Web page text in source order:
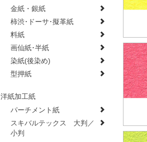
金紙・銀紙
柿渋･ドーサ･擬革紙
料紙
画仙紙･半紙
染紙(後染め)
型押紙
洋紙加工紙
パーチメント紙
スキバルテックス 大判／
小判